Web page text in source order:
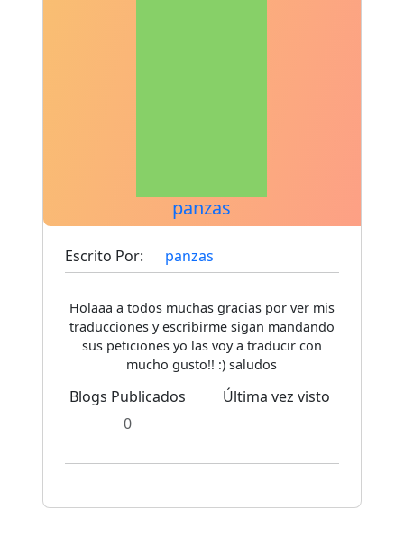
panzas
Escrito Por: panzas
Holaaa a todos muchas gracias por ver mis
traducciones y escribirme sigan mandando
sus peticiones yo las voy a traducir con
mucho gusto!! :) saludos
Blogs Publicados
0
Última vez visto